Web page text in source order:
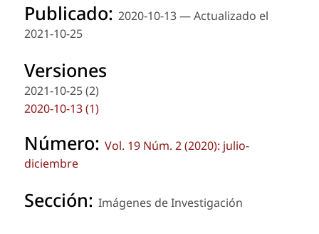
Publicado: 2020-10-13 — Actualizado el
2021-10-25
Versiones
2021-10-25 (2)
2020-10-13 (1)
Número: Vol. 19 Núm. 2 (2020): julio-
diciembre
Sección: Imágenes de Investigación